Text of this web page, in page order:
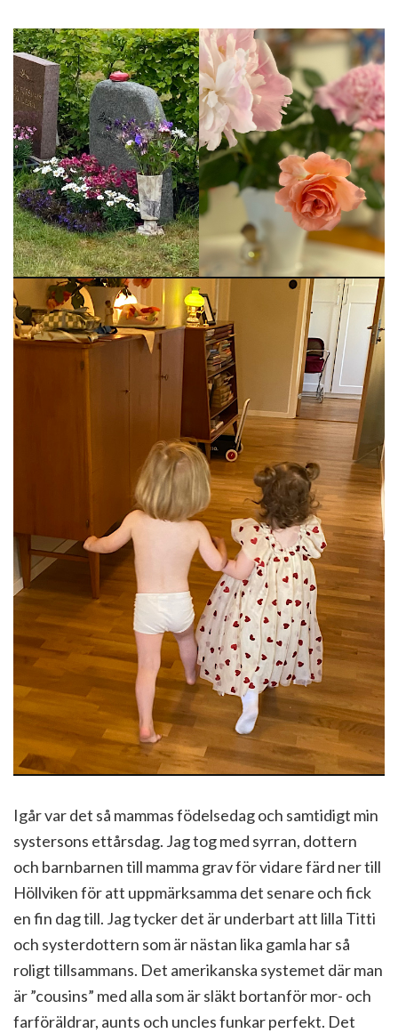
Igår var det så mammas födelsedag och samtidigt min
systersons ettårsdag. Jag tog med syrran, dottern
och barnbarnen till mamma grav för vidare färd ner till
Höllviken för att uppmärksamma det senare och fick
en fin dag till. Jag tycker det är underbart att lilla Titti
och systerdottern som är nästan lika gamla har så
roligt tillsammans. Det amerikanska systemet där man
är ”cousins” med alla som är släkt bortanför mor- och
farföräldrar, aunts och uncles funkar perfekt. Det